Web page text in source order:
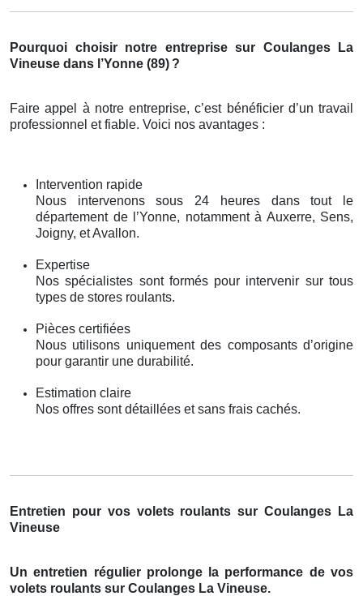
Pourquoi choisir notre entreprise sur Coulanges La
Vineuse dans l’Yonne (89) ?
Faire appel à notre entreprise, c’est bénéficier d’un travail
professionnel et fiable. Voici nos avantages :
Intervention rapide
Nous intervenons sous 24 heures dans tout le
département de l’Yonne, notamment à Auxerre, Sens,
Joigny, et Avallon.
Expertise
Nos spécialistes sont formés pour intervenir sur tous
types de stores roulants.
Pièces certifiées
Nous utilisons uniquement des composants d’origine
pour garantir une durabilité.
Estimation claire
Nos offres sont détaillées et sans frais cachés.
Entretien pour vos volets roulants sur Coulanges La
Vineuse
Un entretien régulier prolonge la performance de vos
volets roulants sur Coulanges La Vineuse.